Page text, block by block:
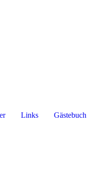
Links Gästebuch